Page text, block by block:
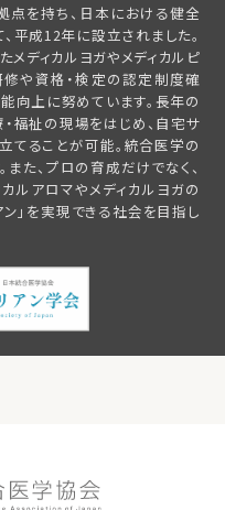
を持ち、日本における健全
平成12年に設立されました。
メディカルヨガやメディカルピ
や資格・検定の認定制度確
向上に努めています。長年の
福祉の現場をはじめ、自宅サ
てることが可能。統合医学の
た、プロの育成だけでなく、
ルアロマやメディカルヨガの
」を実現できる社会を目指し